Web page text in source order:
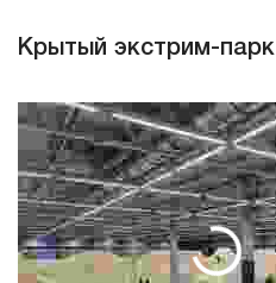
Крытый экстрим-парк